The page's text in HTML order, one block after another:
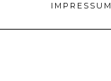
IMPRESSUM